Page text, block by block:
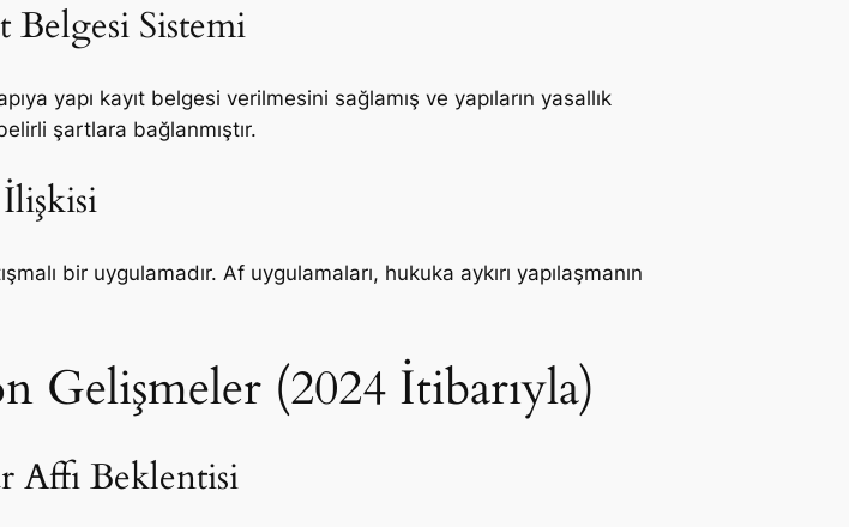
Belgesi Sistemi
yapı kayıt belgesi verilmesini sağlamış ve yapıların yasallık
şartlara bağlanmıştır.
bir uygulamadır. Af uygulamaları, hukuka aykırı yapılaşmanın
Gelişmeler (2024 İtibarıyla)
Affı Beklentisi